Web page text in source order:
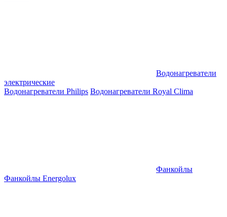
Водонагреватели
электрические
Водонагреватели Philips Водонагреватели Royal Clima
Фанкойлы
Фанкойлы Energolux